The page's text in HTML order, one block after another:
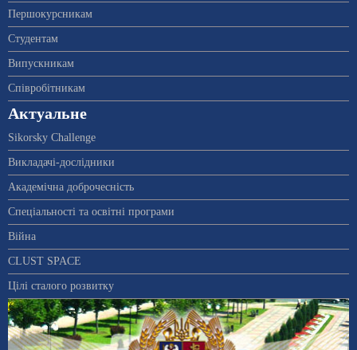
Першокурсникам
Студентам
Випускникам
Співробітникам
Актуальне
Sikorsky Challenge
Викладачі-дослідники
Академічна доброчесність
Спеціальності та освітні програми
Війна
CLUST SPACE
Цілі сталого розвитку